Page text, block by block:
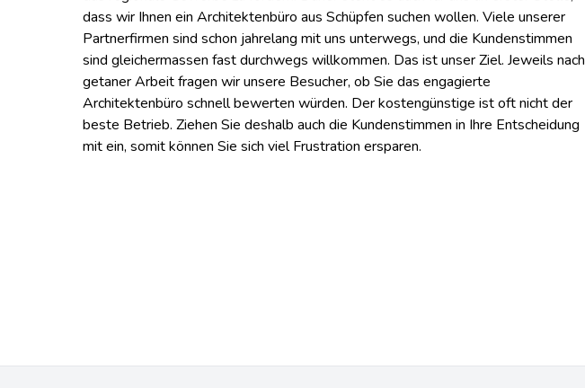
dass wir Ihnen ein Architektenbüro aus Schüpfen suchen wollen. Viele unserer
Partnerfirmen sind schon jahrelang mit uns unterwegs, und die Kundenstimmen
sind gleichermassen fast durchwegs willkommen. Das ist unser Ziel. Jeweils nach
getaner Arbeit fragen wir unsere Besucher, ob Sie das engagierte
Architektenbüro schnell bewerten würden. Der kostengünstige ist oft nicht der
beste Betrieb. Ziehen Sie deshalb auch die Kundenstimmen in Ihre Entscheidung
mit ein, somit können Sie sich viel Frustration ersparen.